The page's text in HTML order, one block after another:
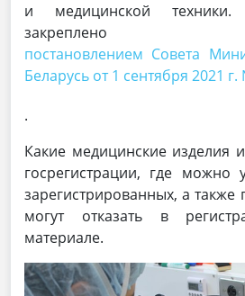
и медицинской
закреплено
постановлением Совета
Беларусь от 1 сентября 2021
.
Какие медицинские изделия
госрегистрации, где можно
зарегистрированных, а также
могут отказать в
материале.